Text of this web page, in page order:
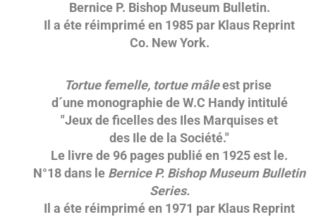
Bernice P. Bishop Museum Bulletin.
Il a éte réimprimé en 1985 par Klaus Reprint
Co. New York.
Tortue femelle, tortue mâleest prise
d´une monographie de W.C Handy intitulé
"Jeux de ficelles des Iles Marquises et
des Ile de la Société."
Le livre de 96 pages publié en 1925 est le.
N°18 dans le Bernice P. Bishop Museum Bulletin
Series.
Il a éte réimprimé en 1971 par Klaus Reprint